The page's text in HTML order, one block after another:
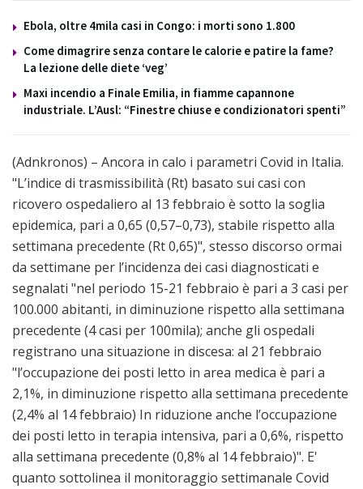
Ebola, oltre 4mila casi in Congo: i morti sono 1.800
Come dimagrire senza contare le calorie e patire la fame?
La lezione delle diete ‘veg’
Maxi incendio a Finale Emilia, in fiamme capannone
industriale. L’Ausl: “Finestre chiuse e condizionatori spenti”
(Adnkronos) – Ancora in calo i parametri Covid in Italia.
"L’indice di trasmissibilità (Rt) basato sui casi con
ricovero ospedaliero al 13 febbraio è sotto la soglia
epidemica, pari a 0,65 (0,57–0,73), stabile rispetto alla
settimana precedente (Rt 0,65)", stesso discorso ormai
da settimane per l’incidenza dei casi diagnosticati e
segnalati "nel periodo 15-21 febbraio è pari a 3 casi per
100.000 abitanti, in diminuzione rispetto alla settimana
precedente (4 casi per 100mila); anche gli ospedali
registrano una situazione in discesa: al 21 febbraio
"l’occupazione dei posti letto in area medica è pari a
2,1%, in diminuzione rispetto alla settimana precedente
(2,4% al 14 febbraio) In riduzione anche l’occupazione
dei posti letto in terapia intensiva, pari a 0,6%, rispetto
alla settimana precedente (0,8% al 14 febbraio)". E'
quanto sottolinea il monitoraggio settimanale Covid